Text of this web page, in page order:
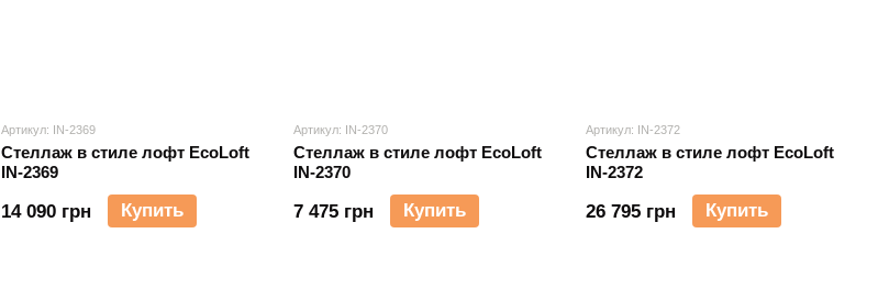
Артикул: IN-2369
Стеллаж в стиле лофт EcoLoft
IN-2369
14 090 грн Купить
Артикул: IN-2370
Стеллаж в стиле лофт EcoLoft
IN-2370
7 475 грн Купить
Артикул: IN-2372
Стеллаж в стиле лофт EcoLoft
IN-2372
26 795 грн Купить